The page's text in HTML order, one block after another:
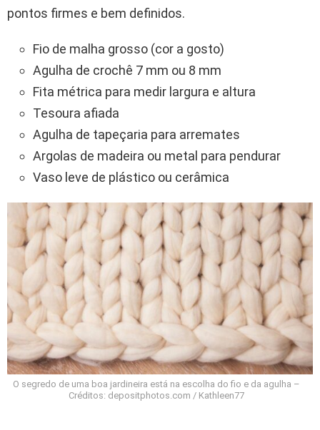
pontos firmes e bem definidos.
Fio de malha grosso (cor a gosto)
Agulha de crochê 7 mm ou 8 mm
Fita métrica para medir largura e altura
Tesoura afiada
Agulha de tapeçaria para arremates
Argolas de madeira ou metal para pendurar
Vaso leve de plástico ou cerâmica
O segredo de uma boa jardineira está na escolha do fio e da agulha –
Créditos: depositphotos.com / Kathleen77